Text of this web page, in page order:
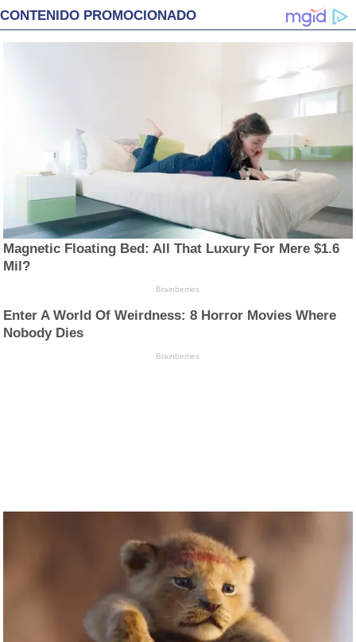
CONTENIDO PROMOCIONADO
Magnetic Floating Bed: All That Luxury For Mere $1.6
Mil?
Brainberries
Enter A World Of Weirdness: 8 Horror Movies Where
Nobody Dies
Brainberries